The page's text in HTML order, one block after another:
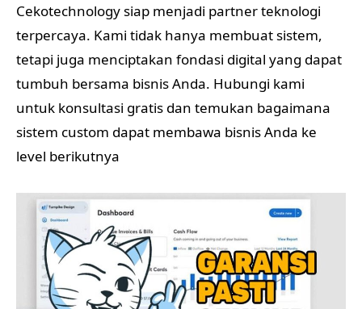
Cekotechnology siap menjadi partner teknologi
terpercaya. Kami tidak hanya membuat sistem,
tetapi juga menciptakan fondasi digital yang dapat
tumbuh bersama bisnis Anda. Hubungi kami
untuk konsultasi gratis dan temukan bagaimana
sistem custom dapat membawa bisnis Anda ke
level berikutnya